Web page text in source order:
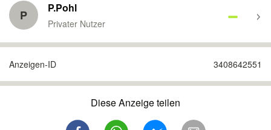
P P.Pohl
Privater Nutzer
Anzeigen-ID 3408642551
Diese Anzeige teilen